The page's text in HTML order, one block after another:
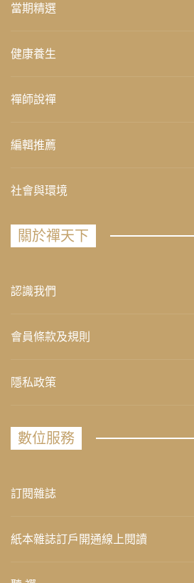
當期精選
健康養生
禪師說禪
編輯推薦
社會與環境
關於禪天下
認識我們
會員條款及規則
隱私政策
數位服務
訂閱雜誌
紙本雜誌訂戶開通線上閱讀